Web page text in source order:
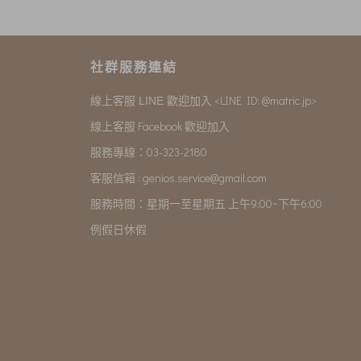
社群服務連結
線上客服 LINE 歡迎加入 <LINE ID: @matric.jp>
線上客服 Facebook 歡迎加入
服務專線：03-323-2180
客服信箱 : genios.service@gmail.com
服務時間：星期一至星期五 上午9:00~下午6:00
例假日休假